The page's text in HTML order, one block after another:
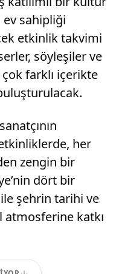
sahipliği
etkinlik takvimi
söyleşiler ve
farklı içerikte
her
zengin bir
dört bir
şehrin tarihi ve
katkı